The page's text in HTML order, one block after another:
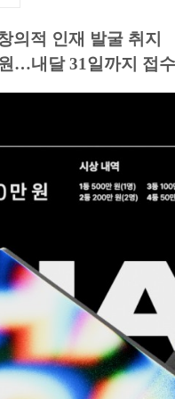
의적 인재 발굴 취지
…내달 31일까지 접수